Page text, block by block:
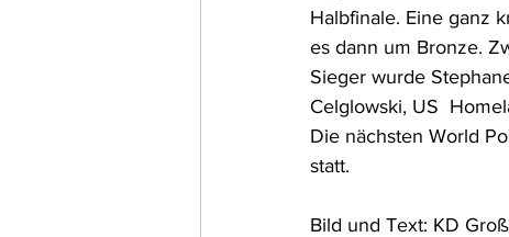
Halbfinale. Eine ganz
es dann um Bronze.
Sieger wurde
Celglowski, US
Die nächsten World
statt.
Bild und Text: KD